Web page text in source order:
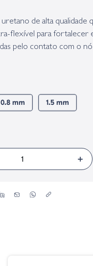
no Regulamento Geral sobre a
de alta qualidade
flexível para fortalecer
pelo contato com o
com dentes afiados,
0.8 mm 1.5 mm